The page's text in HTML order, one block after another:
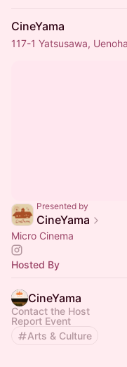
CineYama
117-1 Yatsusawa,
Presented by
CineYama
Micro Cinema
Hosted By
CineYama
Contact the Host
Report Event
Arts & Culture